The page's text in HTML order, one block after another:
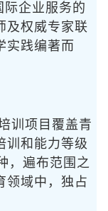
企业服务的
及权威专家联
实践编著而
训项目覆盖青
训和能力等级
，遍布范围之
领域中，独占